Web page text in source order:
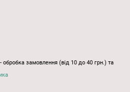
обробка замовлення (від 10 до 40 грн.) та